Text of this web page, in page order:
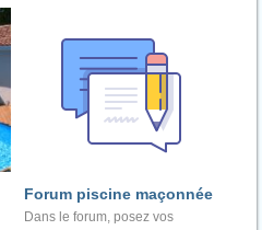
Forum piscine maçonnée
Dans le forum, posez vos